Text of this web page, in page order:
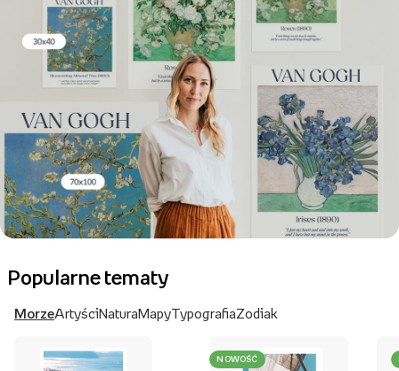
Popularne tematy
MorzeArtyściNaturaMapyTypografiaZodiak
NOWOŚĆ